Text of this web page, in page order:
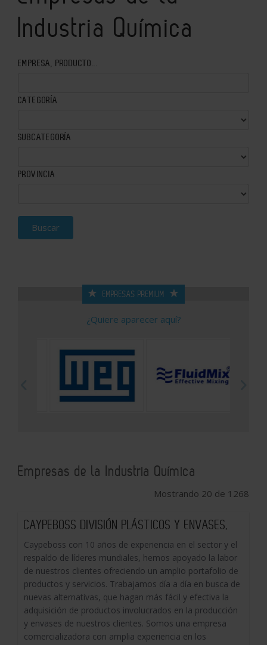
Industria Química
EMPRESA, PRODUCTO...
CATEGORÍA
SUBCATEGORÍA
PROVINCIA
Buscar
EMPRESAS PREMIUM
¿Quiere aparecer aquí?
Empresas de la Industria Química
Mostrando 20 de 1268
CAYPEBOSS DIVISIÓN PLÁSTICOS Y ENVASES,
Caypeboss con 10 años de experiencia en el sector y el
respaldo de líderes mundiales, hemos apoyado la labor
de nuestros clientes ofreciendo un amplio portafolio de
productos y servicios. Trabajamos día a día en busca de
nuevas alternativas, que hagan más fácil y efectiva la
adquisición de productos involucrados en la producción
y envases de nuestros clientes. Somos una empresa
comercializadora con amplia experiencia en los